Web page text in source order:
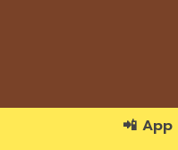
📲 App